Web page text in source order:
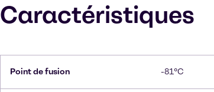
Caractéristiques
Point de fusion -81°C